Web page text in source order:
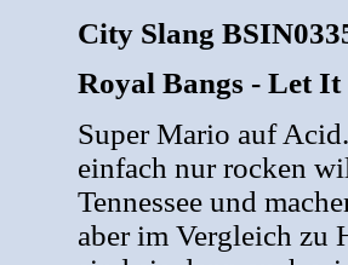
City Slang
Royal Bangs - Let
Super Mario auf
einfach nur rocken
Tennessee und
aber im Vergleich zu